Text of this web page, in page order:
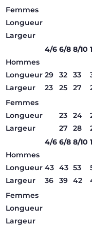
Femmes
Longueur
Largeur
4/6 6/8 8/10
Hommes
Longueur 29 32 33
Largeur
23 25 27
Femmes
Longueur
23 24
Largeur
27 28
4/6 6/8 8/10
Hommes
Longueur 43 43 53
Largeur
36 39 42
Femmes
Longueur
Largeur